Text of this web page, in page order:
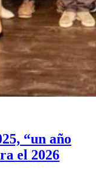
“un año
el 2026